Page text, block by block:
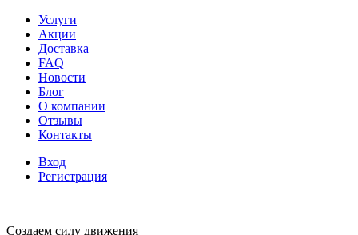
Услуги
Акции
Доставка
FAQ
Новости
Блог
О компании
Отзывы
Контакты
Вход
Регистрация
Создаем силу движения